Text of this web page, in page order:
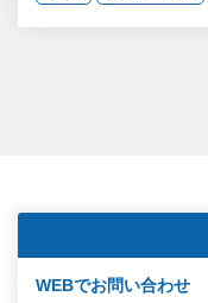
WEBでお問い合わせ